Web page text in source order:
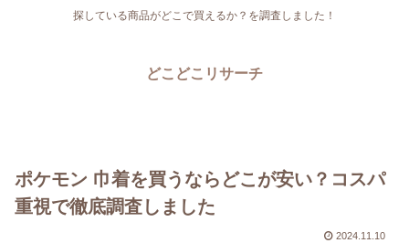
探している商品がどこで買えるか？を調査しました！
どこどこリサーチ
ポケモン 巾着を買うならどこが安い？コスパ
重視で徹底調査しました
2024.11.10